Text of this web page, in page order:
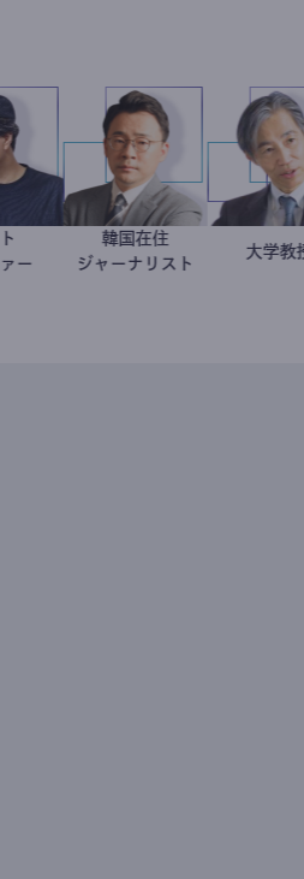
グラファー
韓国在住
ジャーナリスト